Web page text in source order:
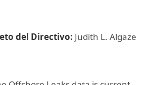
del Directivo: Judith L. Algaze